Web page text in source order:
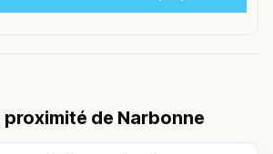
proximité de Narbonne